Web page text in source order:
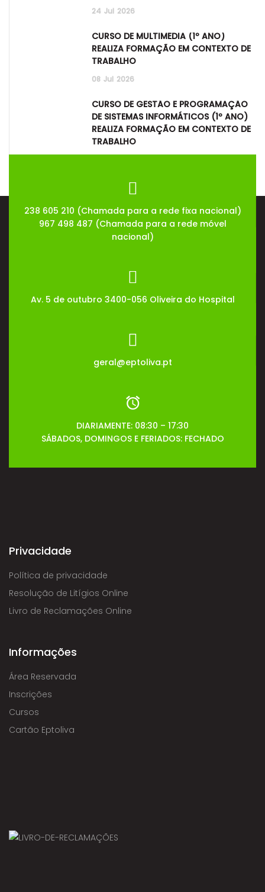
24 Jul 2026
CURSO DE MULTIMÉDIA (1º ANO)
REALIZA FORMAÇÃO EM CONTEXTO DE
TRABALHO
08 Jul 2026
CURSO DE GESTÃO E PROGRAMAÇÃO
DE SISTEMAS INFORMÁTICOS (1º ANO)
REALIZA FORMAÇÃO EM CONTEXTO DE
TRABALHO
238 605 210 (Chamada para a rede fixa nacional)
967 498 487 (Chamada para a rede móvel
nacional)
Av. 5 de outubro 3400-056 Oliveira do Hospital
geral@eptoliva.pt
DIARIAMENTE: 08:30 – 17:30
SÁBADOS, DOMINGOS E FERIADOS: FECHADO
Privacidade
Política de privacidade
Resolução de Litígios Online
Livro de Reclamações Online
Informações
Área Reservada
Inscrições
Cursos
Cartão Eptoliva